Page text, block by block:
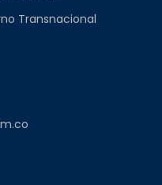
Transnacional